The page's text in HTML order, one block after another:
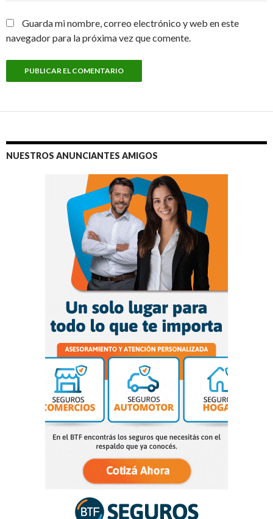
Guarda mi nombre, correo electrónico y web en este
navegador para la próxima vez que comente.
NUESTROS ANUNCIANTES AMIGOS